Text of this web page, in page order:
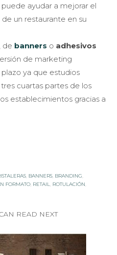
ayudar a mejorar el
un restaurante en su
de banners o adhesivos
de marketing
ya que estudios
cuartas partes de los
establecimientos gracias a
BANNERS BRANDING
FORMATO RETAIL ROTULACIÓN
READ NEXT